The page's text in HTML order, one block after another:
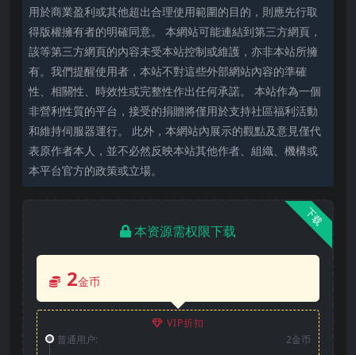
用於商業盈利或其他超出合理使用範圍的目的，則應先行取
得版權擁有者的明確同意。 本網站可能連結到第三方網頁，
該等第三方網頁的內容未受本站控制或維護，亦非本站所擁
有。我們提醒使用者，本站不對這些外部網站內容的準確
性、相關性、時效性或完整性作出任何承諾。 本站作為一個
非營利性質的平台，接受的捐贈將僅用於支持社區福利活動
和維持伺服器運行。 此外，本網站內展示的觀點及意見僅代
表原作者本人，並不必然反映本站其他作者、組織、機構或
本平台官方的政策或立場。
下载
本资源需权限下载
2金币
VIP折扣
普通用户:
2金币